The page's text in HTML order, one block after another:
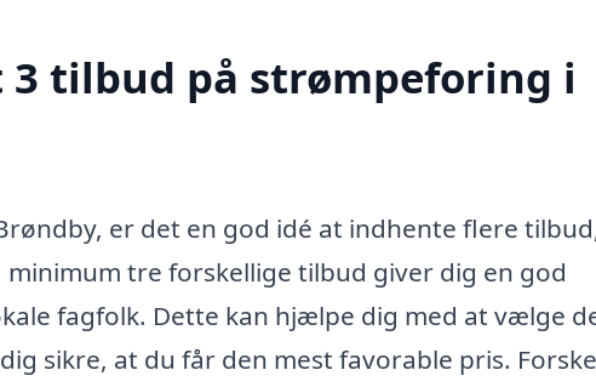
tilbud på strømpeforing i
er det en god idé at indhente flere
tre forskellige tilbud giver dig en god
fagfolk. Dette kan hjælpe dig med at vælge
sikre, at du får den mest favorable pris.